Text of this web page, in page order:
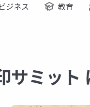
ビジネス 教育
サミット